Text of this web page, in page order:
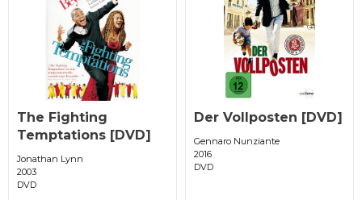
The Fighting
Temptations [DVD]
Jonathan Lynn
2003
DVD
Der Vollposten [DVD]
Gennaro Nunziante
2016
DVD